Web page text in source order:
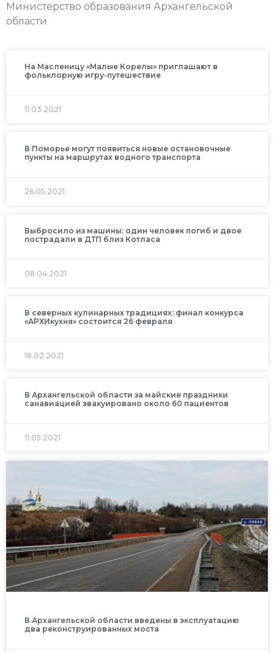
Министерство образования Архангельской
области
На Масленицу «Малые Корелы» приглашают в
фольклорную игру-путешествие
11.03.2021
В Поморье могут появиться новые остановочные
пункты на маршрутах водного транспорта
26.05.2021
Выбросило из машины: один человек погиб и двое
пострадали в ДТП близ Котласа
08.04.2021
В северных кулинарных традициях: финал конкурса
«АРХИкухня» состоится 26 февраля
18.02.2021
В Архангельской области за майские праздники
санавиацией эвакуировано около 60 пациентов
11.05.2021
В Архангельской области введены в эксплуатацию
два реконструированных моста